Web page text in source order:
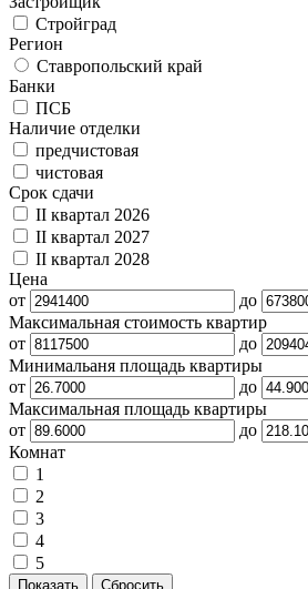
Стройград
Регион
Ставропольский край
Банки
ПСБ
Наличие отделки
предчистовая
чистовая
Срок сдачи
II квартал 2026
II квартал 2027
II квартал 2028
Цена
от
до
Максимальная стоимость квартир
от
до
Минимальаня площадь квартиры
от
до
Максимальная площадь квартиры
от
до
Комнат
1
2
3
4
5